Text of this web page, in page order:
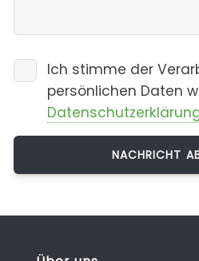
Ich stimme der
persönlichen Daten